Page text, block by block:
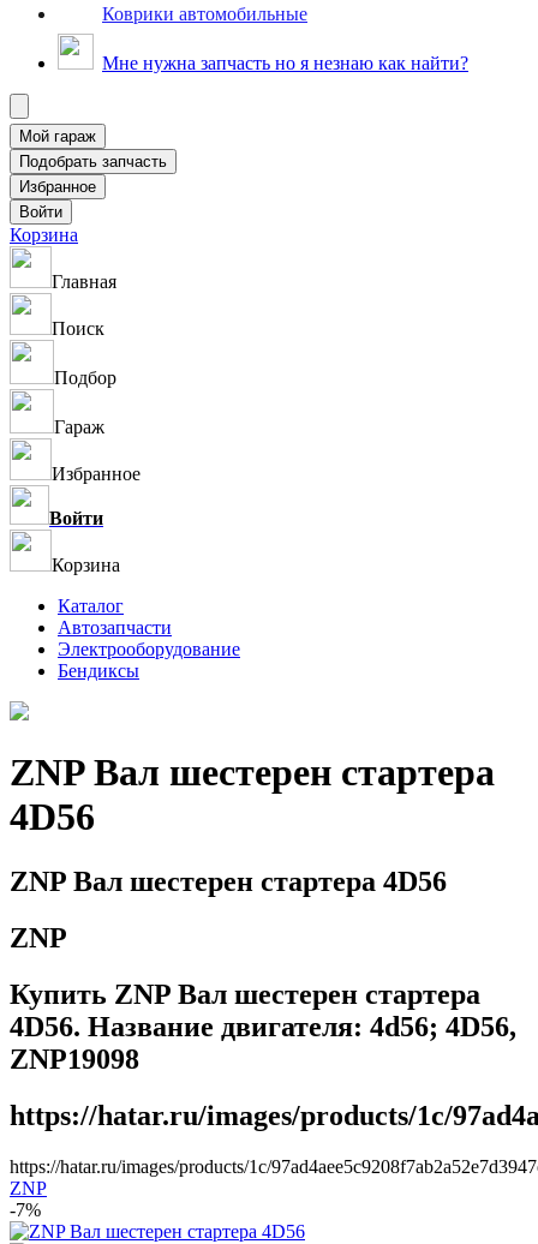
Коврики автомобильные
Мне нужна запчасть но я незнаю как найти?
Корзина
Главная
Поиск
Подбор
Гараж
Избранное
Войти
Корзина
Каталог
Автозапчасти
Электрооборудование
Бендиксы
ZNP Вал шестерен стартера
4D56
ZNP Вал шестерен стартера 4D56
ZNP
Купить ZNP Вал шестерен стартера
4D56. Название двигателя: 4d56; 4D56,
ZNP19098
https://hatar.ru/images/products/1c/
https://hatar.ru/images/products/1c/
ZNP
-7%